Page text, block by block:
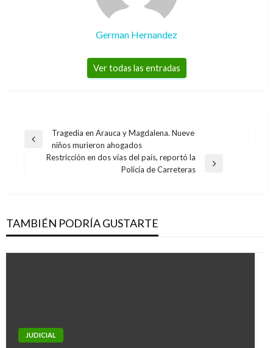
German Hernandez
Ver todas las entradas
Navegación
Entrada
anterior
Tragedia en Arauca y Magdalena. Nueve
niños murieron ahogados
Restricción en dos vías del país, reportó la
Policía de Carreteras
TAMBIÉN PODRÍA GUSTARTE
JUDICIAL